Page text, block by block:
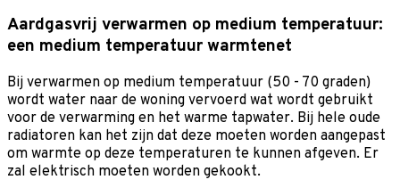
Aardgasvrij verwarmen op medium temperatuur:
een medium temperatuur warmtenet
Bij verwarmen op medium temperatuur (50 - 70 graden)
wordt water naar de woning vervoerd wat wordt gebruikt
voor de verwarming en het warme tapwater. Bij hele oude
radiatoren kan het zijn dat deze moeten worden aangepast
om warmte op deze temperaturen te kunnen afgeven. Er
zal elektrisch moeten worden gekookt.